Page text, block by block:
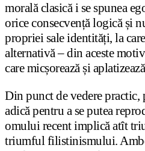
morală clasică i se spunea
orice consecvență logică și
propriei sale identități, la
alternativă – din aceste
care micșorează și
Din punct de vedere practic,
adică pentru a se putea
omului recent implică atît
triumful filistinismului.